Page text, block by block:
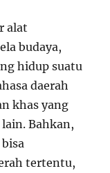
alat
budaya,
hidup suatu
daerah
khas yang
Bahkan,
tertentu,